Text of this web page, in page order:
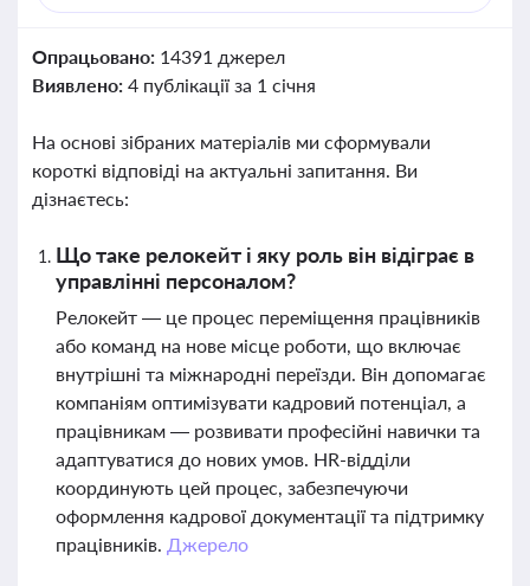
Опрацьовано: 14391 джерел
Виявлено: 4 публікації за 1 січня
На основі зібраних матеріалів ми сформували
короткі відповіді на актуальні запитання. Ви
дізнаєтесь:
Що таке релокейт і яку роль він відіграє в
управлінні персоналом?
Релокейт — це процес переміщення працівників
або команд на нове місце роботи, що включає
внутрішні та міжнародні переїзди. Він допомагає
компаніям оптимізувати кадровий потенціал, а
працівникам — розвивати професійні навички та
адаптуватися до нових умов. HR-відділи
координують цей процес, забезпечуючи
оформлення кадрової документації та підтримку
працівників. Джерело